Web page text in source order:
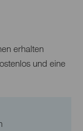
erhalten
und eine